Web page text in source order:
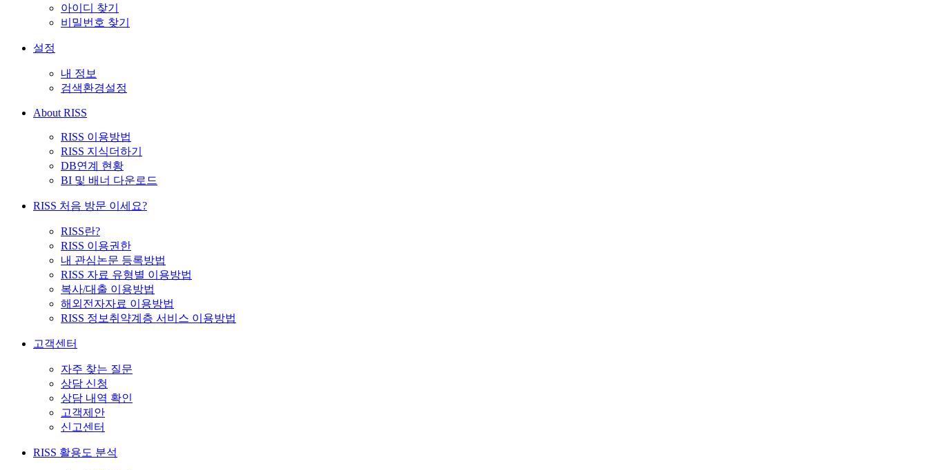
아이디 찾기
비밀번호 찾기
설정
내 정보
검색환경설정
About RISS
RISS 이용방법
RISS 지식더하기
DB연계 현황
BI 및 배너 다운로드
RISS 처음 방문 이세요?
RISS란?
RISS 이용권한
내 관심논문 등록방법
RISS 자료 유형별 이용방법
복사/대출 이용방법
해외전자자료 이용방법
RISS 정보취약계층 서비스 이용방법
고객센터
자주 찾는 질문
상담 신청
상담 내역 확인
고객제안
신고센터
RISS 활용도 분석